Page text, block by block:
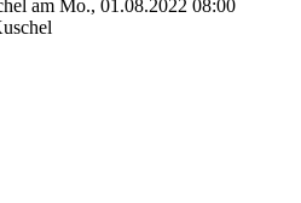
am Mo., 01.08.2022 08:00